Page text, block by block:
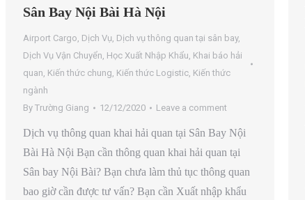
Sân Bay Nội Bài Hà Nội
Airport Cargo, Dịch Vụ, Dịch vụ thông quan tại sân bay,
Dịch Vụ Vận Chuyển, Học Xuất Nhập Khẩu, Khai báo hải
quan, Kiến thức chung, Kiến thức Logistic, Kiến thức
ngành
By Trường Giang 12/12/2020 Leave a comment
Dịch vụ thông quan khai hải quan tại Sân Bay Nội
Bài Hà Nội Bạn cần thông quan khai hải quan tại
Sân bay Nội Bài? Bạn chưa làm thủ tục thông quan
bao giờ cần được tư vấn? Bạn cần Xuất nhập khẩu